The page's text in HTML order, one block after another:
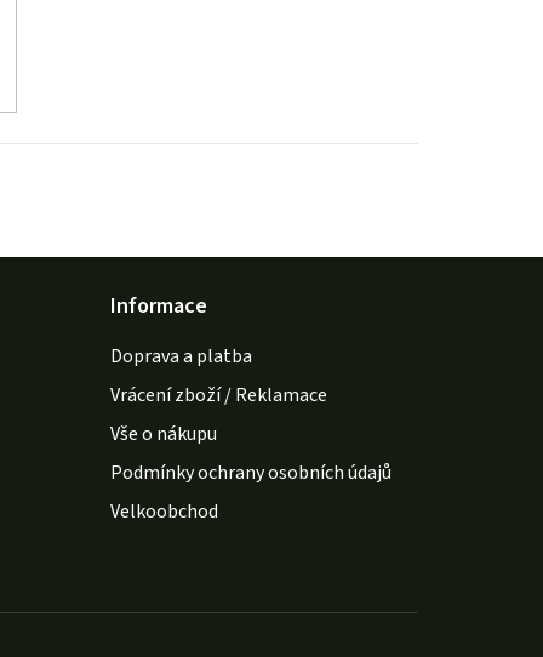
Informace
Doprava a platba
Vrácení zboží / Reklamace
Vše o nákupu
Podmínky ochrany osobních údajů
Velkoobchod